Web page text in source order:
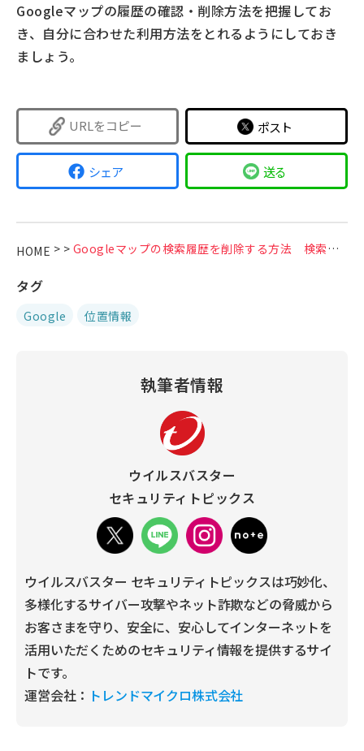
Googleマップの履歴の確認・削除方法を把握してお
き、自分に合わせた利用方法をとれるようにしておき
ましょう。
URLをコピー ポスト
シェア 送る
HOME > > Googleマップの検索履歴を削除する方法 検索履歴を残さない方法も紹介
タグ
Google 位置情報
執筆者情報
ウイルスバスター
セキュリティトピックス
ウイルスバスター セキュリティトピックスは巧妙化、
多様化するサイバー攻撃やネット詐欺などの脅威から
お客さまを守り、安全に、安心してインターネットを
活用いただくためのセキュリティ情報を提供するサイ
トです。
運営会社： トレンドマイクロ株式会社